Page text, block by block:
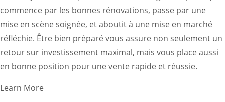
commence par les bonnes rénovations, passe par une
mise en scène soignée, et aboutit à une mise en marché
réfléchie. Être bien préparé vous assure non seulement un
retour sur investissement maximal, mais vous place aussi
en bonne position pour une vente rapide et réussie.
Learn More